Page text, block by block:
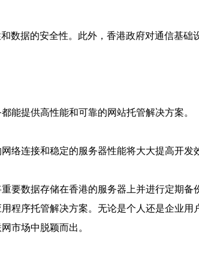
数据的安全性。此外，香港政府对通信基础
能提供高性能和可靠的网站托管解决方案。
络连接和稳定的服务器性能将大大提高开发
数据存储在香港的服务器上并进行定期备
程序托管解决方案。无论是个人还是企业
市场中脱颖而出。